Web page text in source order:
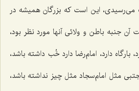
این است كه بزرگان همیشه در
جنبه باطن و ولائی آنها مورد نظر بود،
بارگاه دارد، امام‌رضا دارد خُب داشته باشد،
مثل امام‌سجاد مثل چیز نداشته باشد،